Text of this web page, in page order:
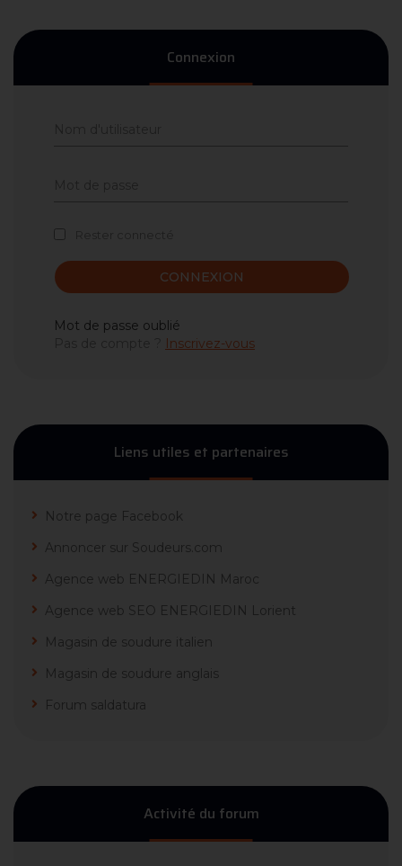
Connexion
CONNEXION
Mot de passe oublié
Inscrivez-vous
Liens utiles et partenaires
Notre page Facebook
Annoncer sur Soudeurs.com
Agence web ENERGIEDIN Maroc
Agence web SEO ENERGIEDIN Lorient
Magasin de soudure italien
Magasin de soudure anglais
Forum saldatura
Activité du forum